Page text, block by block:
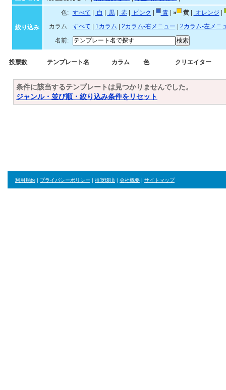
絞り込み
色: すべて 白 黒| 赤| ピンク 青| » 黄| オレンジ
カラム:
すべて 1カラム 2カラム-右メニュー
2カラム-左メニ
名前:
投票数 テンプレート名 カラム 色 クリエイター
条件に該当するテンプレートは見つかりませんでした。
ジャンル・並び順・絞り込み条件をリセット
利用規約 | プライバシーポリシー | 推奨環境 | 会社概要 | サイトマップ